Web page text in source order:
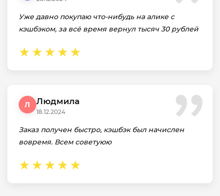
Уже давно покупаю что-нибудь на алике с
кэшбэком, за всё время вернул тысяч 30 рублей
Л Людмила
18.12.2024
Заказ получен быстро, кэшбэк был начислен
вовремя. Всем советуюю